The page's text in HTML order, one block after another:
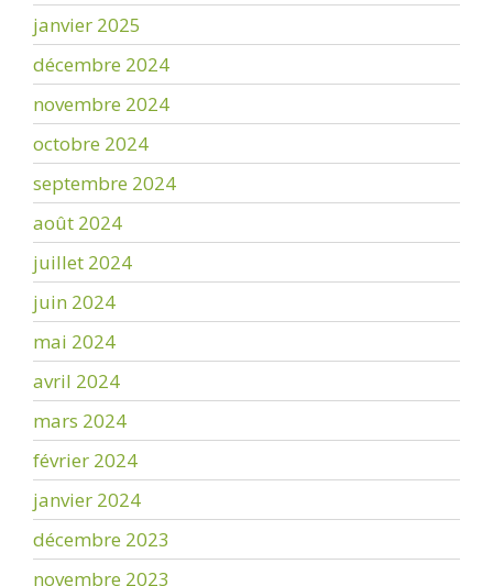
janvier 2025
décembre 2024
novembre 2024
octobre 2024
septembre 2024
août 2024
juillet 2024
juin 2024
mai 2024
avril 2024
mars 2024
février 2024
janvier 2024
décembre 2023
novembre 2023